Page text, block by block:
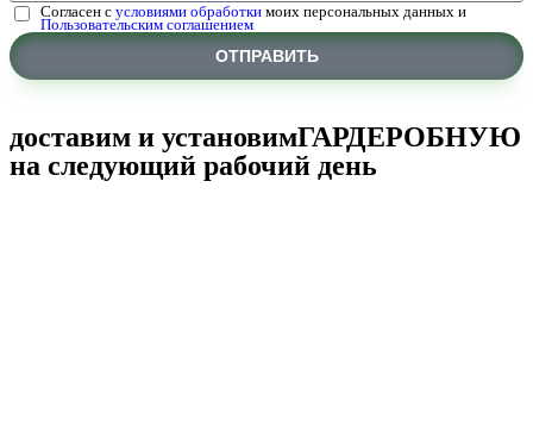
Согласен с условиями обработкимоих персональных данных и
Пользовательским соглашением
ОТПРАВИТЬ
доставим и установимГАРДЕРОБНУЮ
на следующий рабочий день